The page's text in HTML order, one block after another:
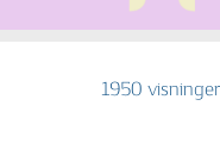
1950 visninger